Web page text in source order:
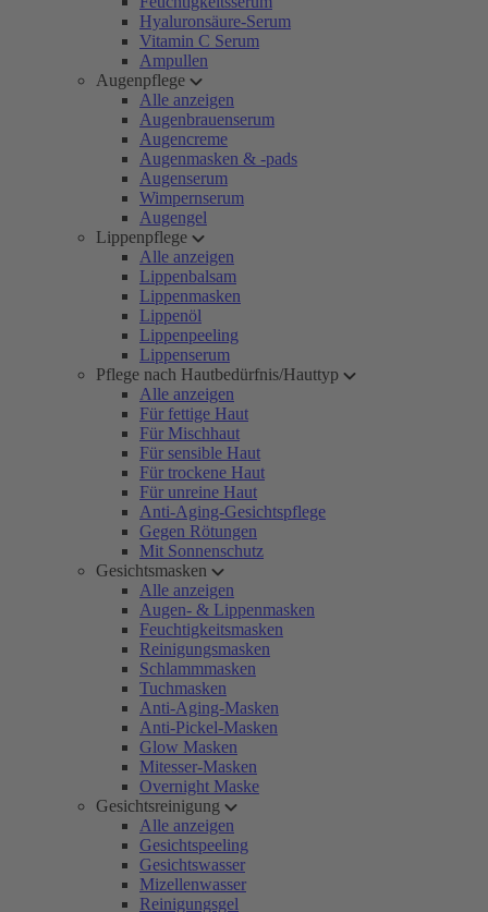
Hyaluronsäure-Serum
Vitamin C Serum
Ampullen
Augenpflege
Alle anzeigen
Augenbrauenserum
Augencreme
Augenmasken & -pads
Augenserum
Wimpernserum
Augengel
Lippenpflege
Alle anzeigen
Lippenbalsam
Lippenmasken
Lippenöl
Lippenpeeling
Lippenserum
Pflege nach Hautbedürfnis/Hauttyp
Alle anzeigen
Für fettige Haut
Für Mischhaut
Für sensible Haut
Für trockene Haut
Für unreine Haut
Anti-Aging-Gesichtspflege
Gegen Rötungen
Mit Sonnenschutz
Gesichtsmasken
Alle anzeigen
Augen- & Lippenmasken
Feuchtigkeitsmasken
Reinigungsmasken
Schlammmasken
Tuchmasken
Anti-Aging-Masken
Anti-Pickel-Masken
Glow Masken
Mitesser-Masken
Overnight Maske
Gesichtsreinigung
Alle anzeigen
Gesichtspeeling
Gesichtswasser
Mizellenwasser
Reinigungsgel